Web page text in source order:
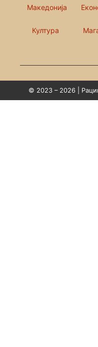
Македонија
Култура
© 2023 – 2026 |